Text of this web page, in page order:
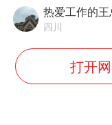
热爱工作的王
四川
打开